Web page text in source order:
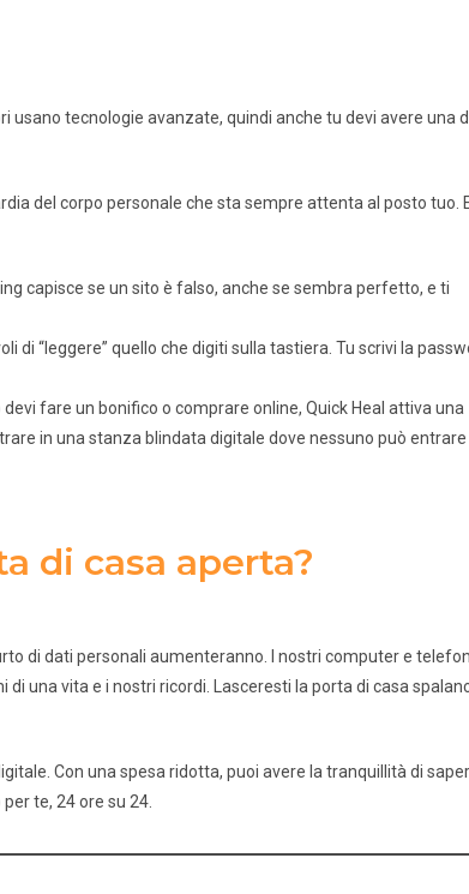
usano tecnologie avanzate, quindi anche tu devi avere una
del corpo personale che sta sempre attenta al posto tuo.
capisce se un sito è falso, anche se sembra perfetto, e ti
di “leggere” quello che digiti sulla tastiera. Tu scrivi la
devi fare un bonifico o comprare online, Quick Heal attiva una
in una stanza blindata digitale dove nessuno può entrare
di casa aperta?
di dati personali aumenteranno. I nostri computer e
una vita e i nostri ricordi. Lasceresti la porta di casa
Con una spesa ridotta, puoi avere la tranquillità di
te, 24 ore su 24.